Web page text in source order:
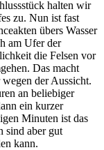
halten wir
zu. Nun ist fast
übers Wasser
am Ufer der
die Felsen vor
Das macht
der Aussicht.
an beliebiger
ein kurzer
Minuten ist das
sind aber gut
kann.